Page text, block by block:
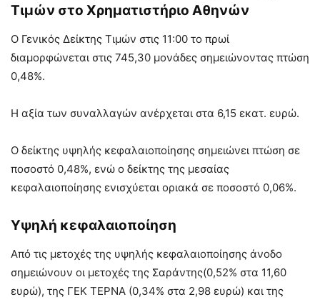
Τιμών στο Χρηματιστήριο Αθηνών
O Γενικός Δείκτης Τιμών στις 11:00 το πρωί
διαμορφώνεται στις 745,30 μονάδες σημειώνοντας πτώση
0,48%.
Η αξία των συναλλαγών ανέρχεται στα 6,15 εκατ. ευρώ.
Ο δείκτης υψηλής κεφαλαιοποίησης σημειώνει πτώση σε
ποσοστό 0,48%, ενώ ο δείκτης της μεσαίας
κεφαλαιοποίησης ενισχύεται οριακά σε ποσοστό 0,06%.
Υψηλή κεφαλαιοποίηση
Από τις μετοχές της υψηλής κεφαλαιοποίησης άνοδο
σημειώνουν οι μετοχές της Σαράντης(0,52% στα 11,60
ευρώ), της ΓΕΚ ΤΕΡΝΑ (0,34% στα 2,98 ευρώ) και της